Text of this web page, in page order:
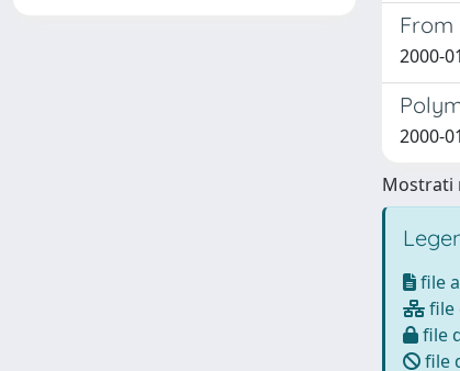
From
2000-
2000-
Mostrati
file
file
file
file